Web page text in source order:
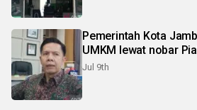
Pemerintah Kota
UMKM lewat nobar
Jul 9th